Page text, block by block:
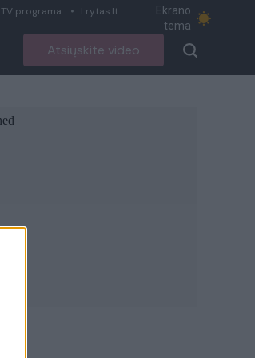
TV programa Lrytas.lt
Ekrano
tema
Atsiųskite video